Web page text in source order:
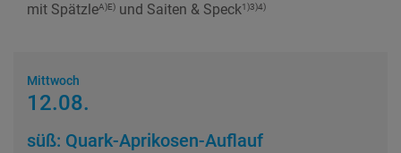
mit SpätzleA)E) und Saiten & Speck1)3)4)
Mittwoch
12.08.
süß: Quark-Aprikosen-Auflauf